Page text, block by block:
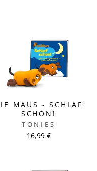
MAUS - SCHLAF
SCHÖN!
TONIES
16,99 €